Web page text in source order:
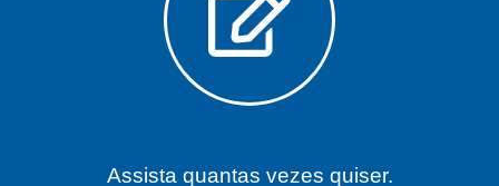
Assista quantas vezes quiser.